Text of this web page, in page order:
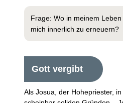
Frage: Wo in meinem
mich innerlich zu erneuern?
Gott vergibt
Als Josua, der Hohepriester,